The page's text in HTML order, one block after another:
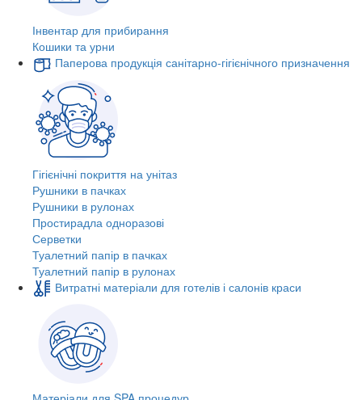
Інвентар для прибирання
Кошики та урни
Паперова продукція санітарно-гігієнічного призначення
Гігієнічні покриття на унітаз
Рушники в пачках
Рушники в рулонах
Простирадла одноразові
Серветки
Туалетний папір в пачках
Туалетний папір в рулонах
Витратні матеріали для готелів і салонів краси